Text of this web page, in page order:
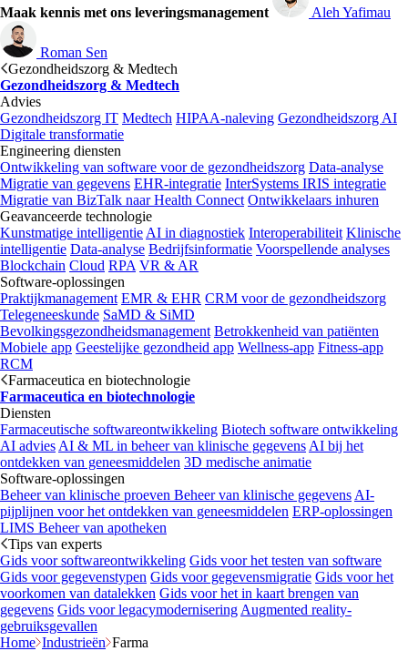
Maak kennis met ons leveringsmanagement Aleh Yafimau
Roman Sen
Gezondheidszorg & Medtech
Gezondheidszorg & Medtech
Advies
Gezondheidszorg IT Medtech HIPAA-naleving Gezondheidszorg AI
Digitale transformatie
Engineering diensten
Ontwikkeling van software voor de gezondheidszorg Data-analyse
Migratie van gegevens EHR-integratie InterSystems IRIS integratie
Migratie van BizTalk naar Health Connect Ontwikkelaars inhuren
Geavanceerde technologie
Kunstmatige intelligentie AI in diagnostiek Interoperabiliteit Klinische
intelligentie Data-analyse Bedrijfsinformatie Voorspellende analyses
Blockchain Cloud RPA VR & AR
Software-oplossingen
Praktijkmanagement EMR & EHR CRM voor de gezondheidszorg
Telegeneeskunde SaMD & SiMD
Bevolkingsgezondheidsmanagement Betrokkenheid van patiënten
Mobiele app Geestelijke gezondheid app Wellness-app Fitness-app
RCM
Farmaceutica en biotechnologie
Farmaceutica en biotechnologie
Diensten
Farmaceutische softwareontwikkeling Biotech software ontwikkeling
AI advies AI & ML in beheer van klinische gegevens AI bij het
ontdekken van geneesmiddelen 3D medische animatie
Software-oplossingen
Beheer van klinische proeven Beheer van klinische gegevens AI-
pijplijnen voor het ontdekken van geneesmiddelen ERP-oplossingen
LIMS Beheer van apotheken
Tips van experts
Gids voor softwareontwikkeling Gids voor het testen van software
Gids voor gegevenstypen Gids voor gegevensmigratie Gids voor het
voorkomen van datalekken Gids voor het in kaart brengen van
gegevens Gids voor legacymodernisering Augmented reality-
gebruiksgevallen
Home Industrieën Farma